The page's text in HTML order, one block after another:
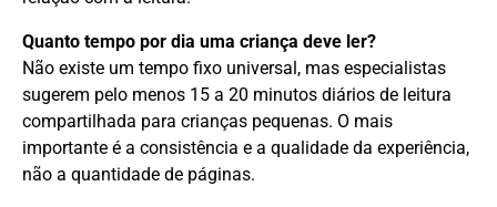
Quanto tempo por dia uma criança deve ler?
Não existe um tempo fixo universal, mas especialistas
sugerem pelo menos 15 a 20 minutos diários de leitura
compartilhada para crianças pequenas. O mais
importante é a consistência e a qualidade da experiência,
não a quantidade de páginas.